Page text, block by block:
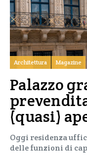
Architettura Magazine
Palazzo
(quasi)
Oggi residenza
delle funzioni di